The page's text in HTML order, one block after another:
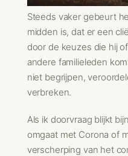
Steeds vaker gebeurt
midden is, dat er een
door de keuzes die hij
andere familieleden
niet begrijpen,
verbreken.
Als ik doorvraag blijkt
omgaat met Corona of
verscherping van het